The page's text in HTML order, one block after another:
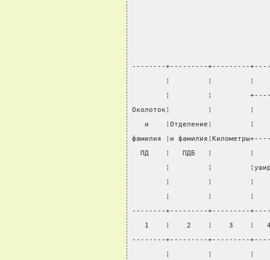
--------+---------+---------
¦         ¦         ¦
¦         ¦
Околоток¦         ¦         ¦
и    ¦Отделение¦         ¦
фамилия ¦и
ПД    ¦   ПДБ   ¦         ¦
¦         ¦
¦         ¦         ¦
¦         ¦         ¦
--------+---------+---------
1    ¦    2    ¦    3    ¦
--------+---------+---------
¦         ¦         ¦